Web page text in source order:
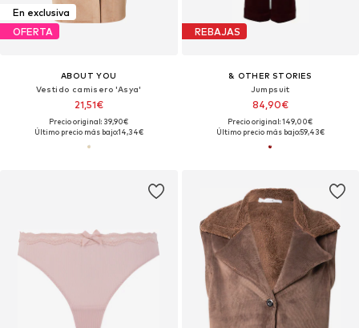
En exclusiva
OFERTA
ABOUT YOU
Vestido camisero 'Asya'
21,51€
Precio original: 39,90€
Último precio más bajo:14,34€
REBAJAS
& OTHER STORIES
Jumpsuit
84,90€
Precio original: 149,00€
Último precio más bajo:59,43€